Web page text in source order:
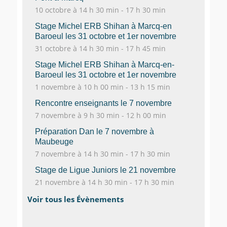
10 octobre à 14 h 30 min - 17 h 30 min
Stage Michel ERB Shihan à Marcq-en
Baroeul les 31 octobre et 1er novembre
31 octobre à 14 h 30 min - 17 h 45 min
Stage Michel ERB Shihan à Marcq-en-
Baroeul les 31 octobre et 1er novembre
1 novembre à 10 h 00 min - 13 h 15 min
Rencontre enseignants le 7 novembre
7 novembre à 9 h 30 min - 12 h 00 min
Préparation Dan le 7 novembre à
Maubeuge
7 novembre à 14 h 30 min - 17 h 30 min
Stage de Ligue Juniors le 21 novembre
21 novembre à 14 h 30 min - 17 h 30 min
Voir tous les Évènements